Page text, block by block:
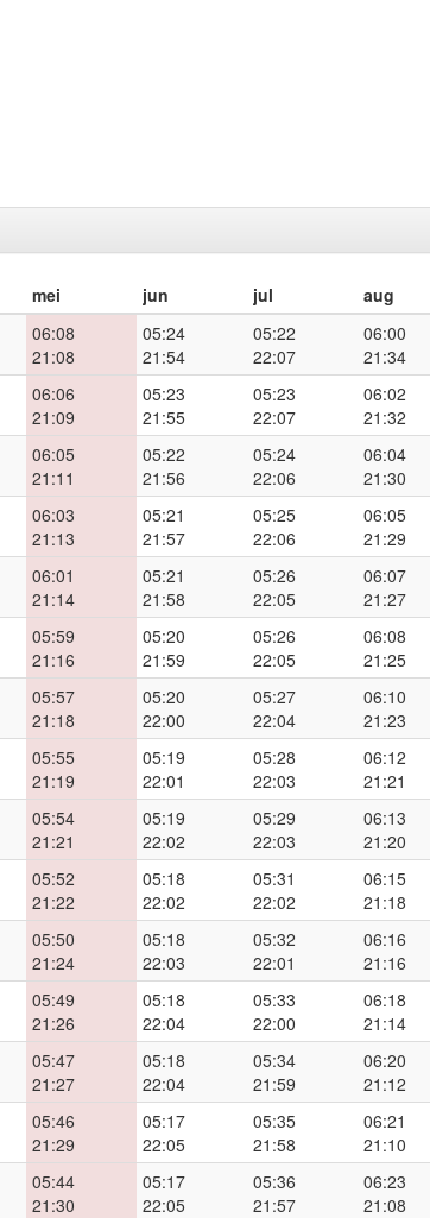
mei jun jul aug
06:08
21:08
05:24
21:54
05:22
22:07
06:00
21:34
06:06
21:09
05:23
21:55
05:23
22:07
06:02
21:32
06:05
21:11
05:22
21:56
05:24
22:06
06:04
21:30
06:03
21:13
05:21
21:57
05:25
22:06
06:05
21:29
06:01
21:14
05:21
21:58
05:26
22:05
06:07
21:27
05:59
21:16
05:20
21:59
05:26
22:05
06:08
21:25
05:57
21:18
05:20
22:00
05:27
22:04
06:10
21:23
05:55
21:19
05:19
22:01
05:28
22:03
06:12
21:21
05:54
21:21
05:19
22:02
05:29
22:03
06:13
21:20
05:52
21:22
05:18
22:02
05:31
22:02
06:15
21:18
05:50
21:24
05:18
22:03
05:32
22:01
06:16
21:16
05:49
21:26
05:18
22:04
05:33
22:00
06:18
21:14
05:47
21:27
05:18
22:04
05:34
21:59
06:20
21:12
05:46
21:29
05:17
22:05
05:35
21:58
06:21
21:10
05:44
21:30
05:17
22:05
05:36
21:57
06:23
21:08